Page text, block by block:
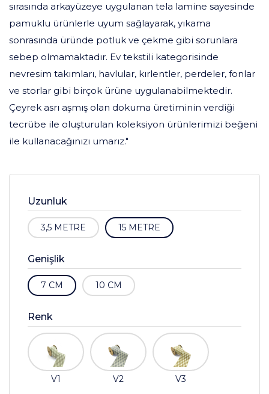
sırasında arkayüzeye uygulanan tela lamine sayesinde
pamuklu ürünlerle uyum sağlayarak, yıkama
sonrasında üründe potluk ve çekme gibi sorunlara
sebep olmamaktadır. Ev tekstili kategorisinde
nevresim takımları, havlular, kırlentler, perdeler, fonlar
ve storlar gibi birçok ürüne uygulanabilmektedir.
Çeyrek asrı aşmış olan dokuma üretiminin verdiği
tecrübe ile oluşturulan koleksiyon ürünlerimizi beğeni
ile kullanacağınızı umarız."
Uzunluk
3,5 METRE 15 METRE
Genişlik
7 CM 10 CM
Renk
V1 V2 V3